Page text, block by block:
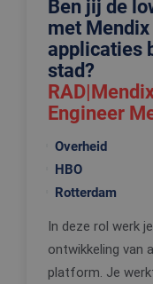
Ben jij de
met
applicaties
stad?
Engineer
Overheid
HBO
Rotterdam
In deze rol werk
ontwikkeling van
platform. Je